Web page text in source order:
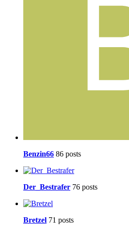
Benzin66 86 posts
Der_Bestrafer 76 posts
Bretzel 71 posts